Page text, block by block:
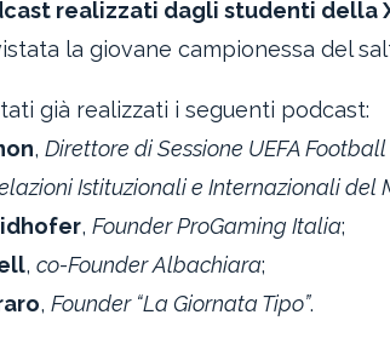
realizzati dagli studenti della
la giovane campionessa del
già realizzati i seguenti podcast:
,Direttore di Sessione UEFA
Istituzionali e Internazionali del
,Founder ProGaming Italia;
,co-Founder Albachiara;
,Founder “La Giornata Tipo”.